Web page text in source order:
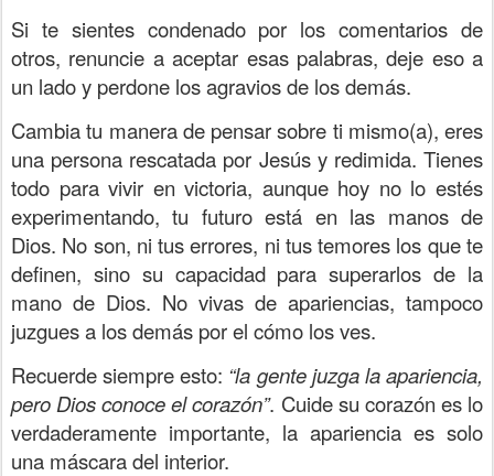
Si te sientes condenado por los comentarios de
otros, renuncie a aceptar esas palabras, deje eso a
un lado y perdone los agravios de los demás.
Cambia tu manera de pensar sobre ti mismo(a), eres
una persona rescatada por Jesús y redimida. Tienes
todo para vivir en victoria, aunque hoy no lo estés
experimentando, tu futuro está en las manos de
Dios. No son, ni tus errores, ni tus temores los que te
definen, sino su capacidad para superarlos de la
mano de Dios. No vivas de apariencias, tampoco
juzgues a los demás por el cómo los ves.
Recuerde siempre esto: “la gente juzga la apariencia,
pero Dios conoce el corazón”. Cuide su corazón es lo
verdaderamente importante, la apariencia es solo
una máscara del interior.